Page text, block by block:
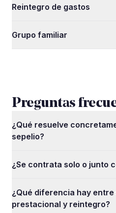
Reintegro de gastos
Grupo familiar
Preguntas
¿Qué resuelve
sepelio?
¿Se contrata solo o junto
¿Qué diferencia hay
prestacional y reintegro?